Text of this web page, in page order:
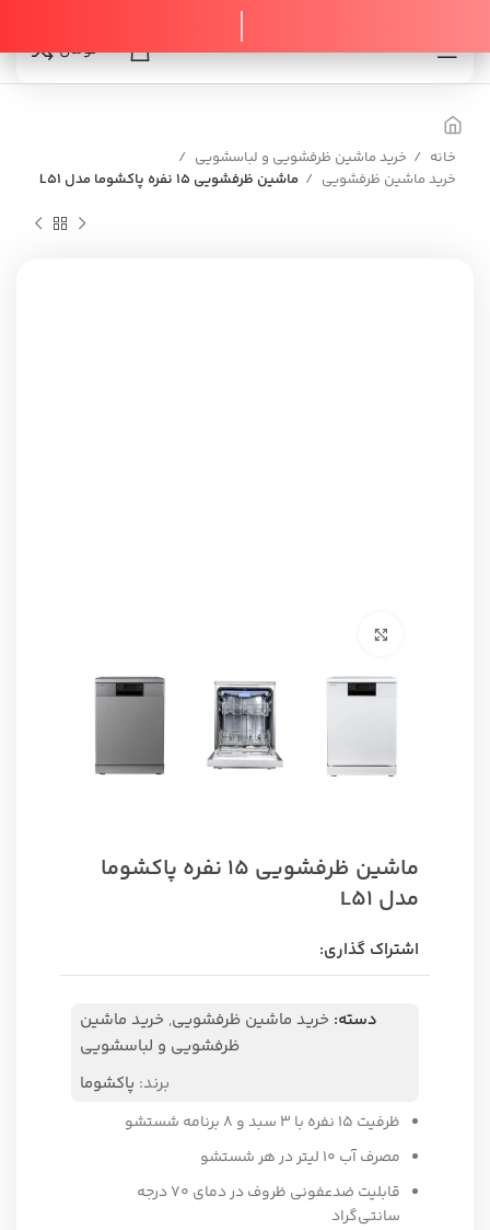
تومان 0
خانه
خرید ماشین ظرفشویی و لباسشویی
خرید ماشین ظرفشویی
ماشین ظرفشویی 15 نفره پاکشوما مدل L51
ماشین ظرفشویی 15 نفره پاکشوما
مدل L51
اشتراک گذاری:
دسته: خرید ماشین ظرفشویی, خرید ماشین
ظرفشویی و لباسشویی
برند: پاکشوما
ظرفیت ۱۵ نفره با ۳ سبد و ۸ برنامه شستشو
مصرف آب ۱۰ لیتر در هر شستشو
قابلیت ضدعفونی ظروف در دمای ۷۰ درجه
سانتی‌گراد